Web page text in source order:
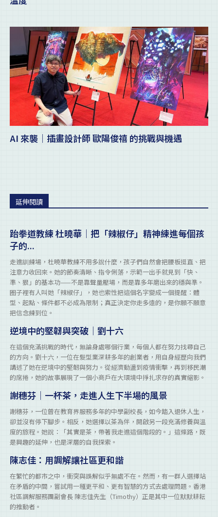
AI 來襲｜插畫設計師 歐陽俊禧 的挑戰與機遇
延伸閱讀
跆拳道教練 杜曉華｜把「辣椒仔」精神練進每個孩
子的...
走進訓練場，杜曉華教練不用多說什麼，孩子們自然會把腰板挺直、把
注意力收回來。她的節奏清晰、指令俐落，示範一出手就見到「快、
準、狠」的基本功——不是靠聲量壓場，而是靠多年磨出來的穩與準。
圈子裡有人叫她「辣椒仔」，她也索性把這個名字變成一個提醒：體
型、起點、條件都不必成為限制；真正決定你走多遠的，是你願不願意
把信念練到位。
逆境中的堅韌與突破｜劉十六
在這個充滿挑戰的時代，無論身處哪個行業，每個人都在努力找尋自己
的方向。劉十六，一位在髮型業深耕多年的創業者，用自身經歷向我們
講述了她在逆境中的堅韌與努力。從經濟動盪到疫情衝擊，再到移民潮
的席捲，她的故事展現了一個小商戶在大環境中掙扎求存的真實縮影。
謝穗芬｜一杯茶，走進人生下半場的風景
謝穗芬，一位曾在教育界服務多年的中學副校長，如今踏入退休人生，
卻並沒有停下腳步。相反，她選擇以茶為伴，開啟另一段充滿修養與溫
度的旅程。她說：「其實是茶，帶著我走進這個階段的。」這條路，既
是興趣的延伸，也是深層的自我探索。
陳志佳：用調解讓社區更和諧
在繁忙的都市之中，衝突與誤解似乎無處不在。然而，有一群人選擇站
在矛盾的中間，嘗試用一種更平和、更有智慧的方式去處理問題。香港
社區調解服務團副會長 陳志佳先生（Timothy）正是其中一位默默耕耘
的推動者。